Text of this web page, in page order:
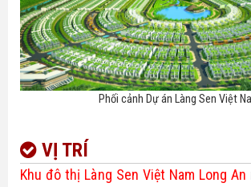
Phối cảnh Dự án Làng Sen Việt
VỊ TRÍ
Khu đô thị Làng Sen Việt Nam Long An